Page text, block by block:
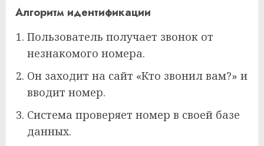
Алгоритм идентификации
Пользователь получает звонок от
незнакомого номера.
Он заходит на сайт «Кто звонил вам?» и
вводит номер.
Система проверяет номер в своей базе
данных.